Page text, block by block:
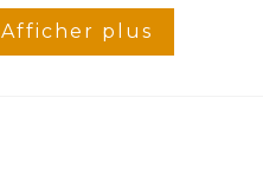
Afficher plus